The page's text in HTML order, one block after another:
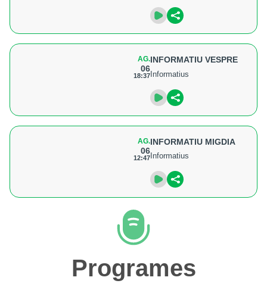
AG.
06
18:37
INFORMATIU VESPRE
Informatius
AG.
06
12:47
INFORMATIU MIGDIA
Informatius
Programes